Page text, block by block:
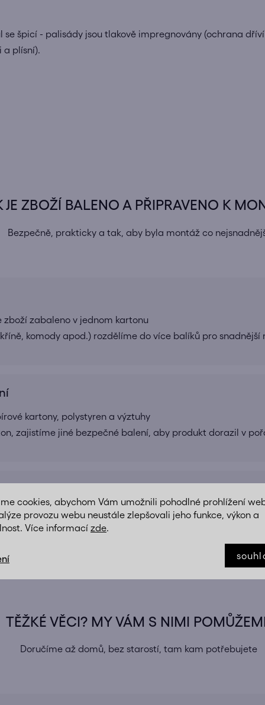
cookies, abychom Vám umožnili pohodlné prohlížení
provozu webu neustále zlepšovali jeho funkce, výkon a
Více informací zde.
špicí - palisády jsou tlakově impregnovány (ochrana
plísní).
JE ZBOŽÍ BALENO A PŘIPRAVENO K
Bezpečně, prakticky a tak, aby byla montáž co
zboží zabaleno v jednom kartonu
komody apod.) rozdělíme do více balíků pro
kartony, polystyren a výztuhy
zajistíme jiné bezpečné balení, aby produkt dorazil v
v demontovaném stavu
přehledný montážní návod srozumitelně popsaný krok za
komponenty jsou součástí balení, aby byla montáž
TĚŽKÉ VĚCI? MY VÁM S NIMI
Doručíme až domů, bez starostí, tam kam potřebujete